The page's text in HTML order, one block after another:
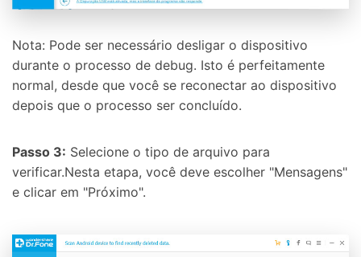
Nota: Pode ser necessário desligar o dispositivo
durante o processo de debug. Isto é perfeitamente
normal, desde que você se reconectar ao dispositivo
depois que o processo ser concluído.
Passo 3: Selecione o tipo de arquivo para
verificar.Nesta etapa, você deve escolher "Mensagens"
e clicar em "Próximo".